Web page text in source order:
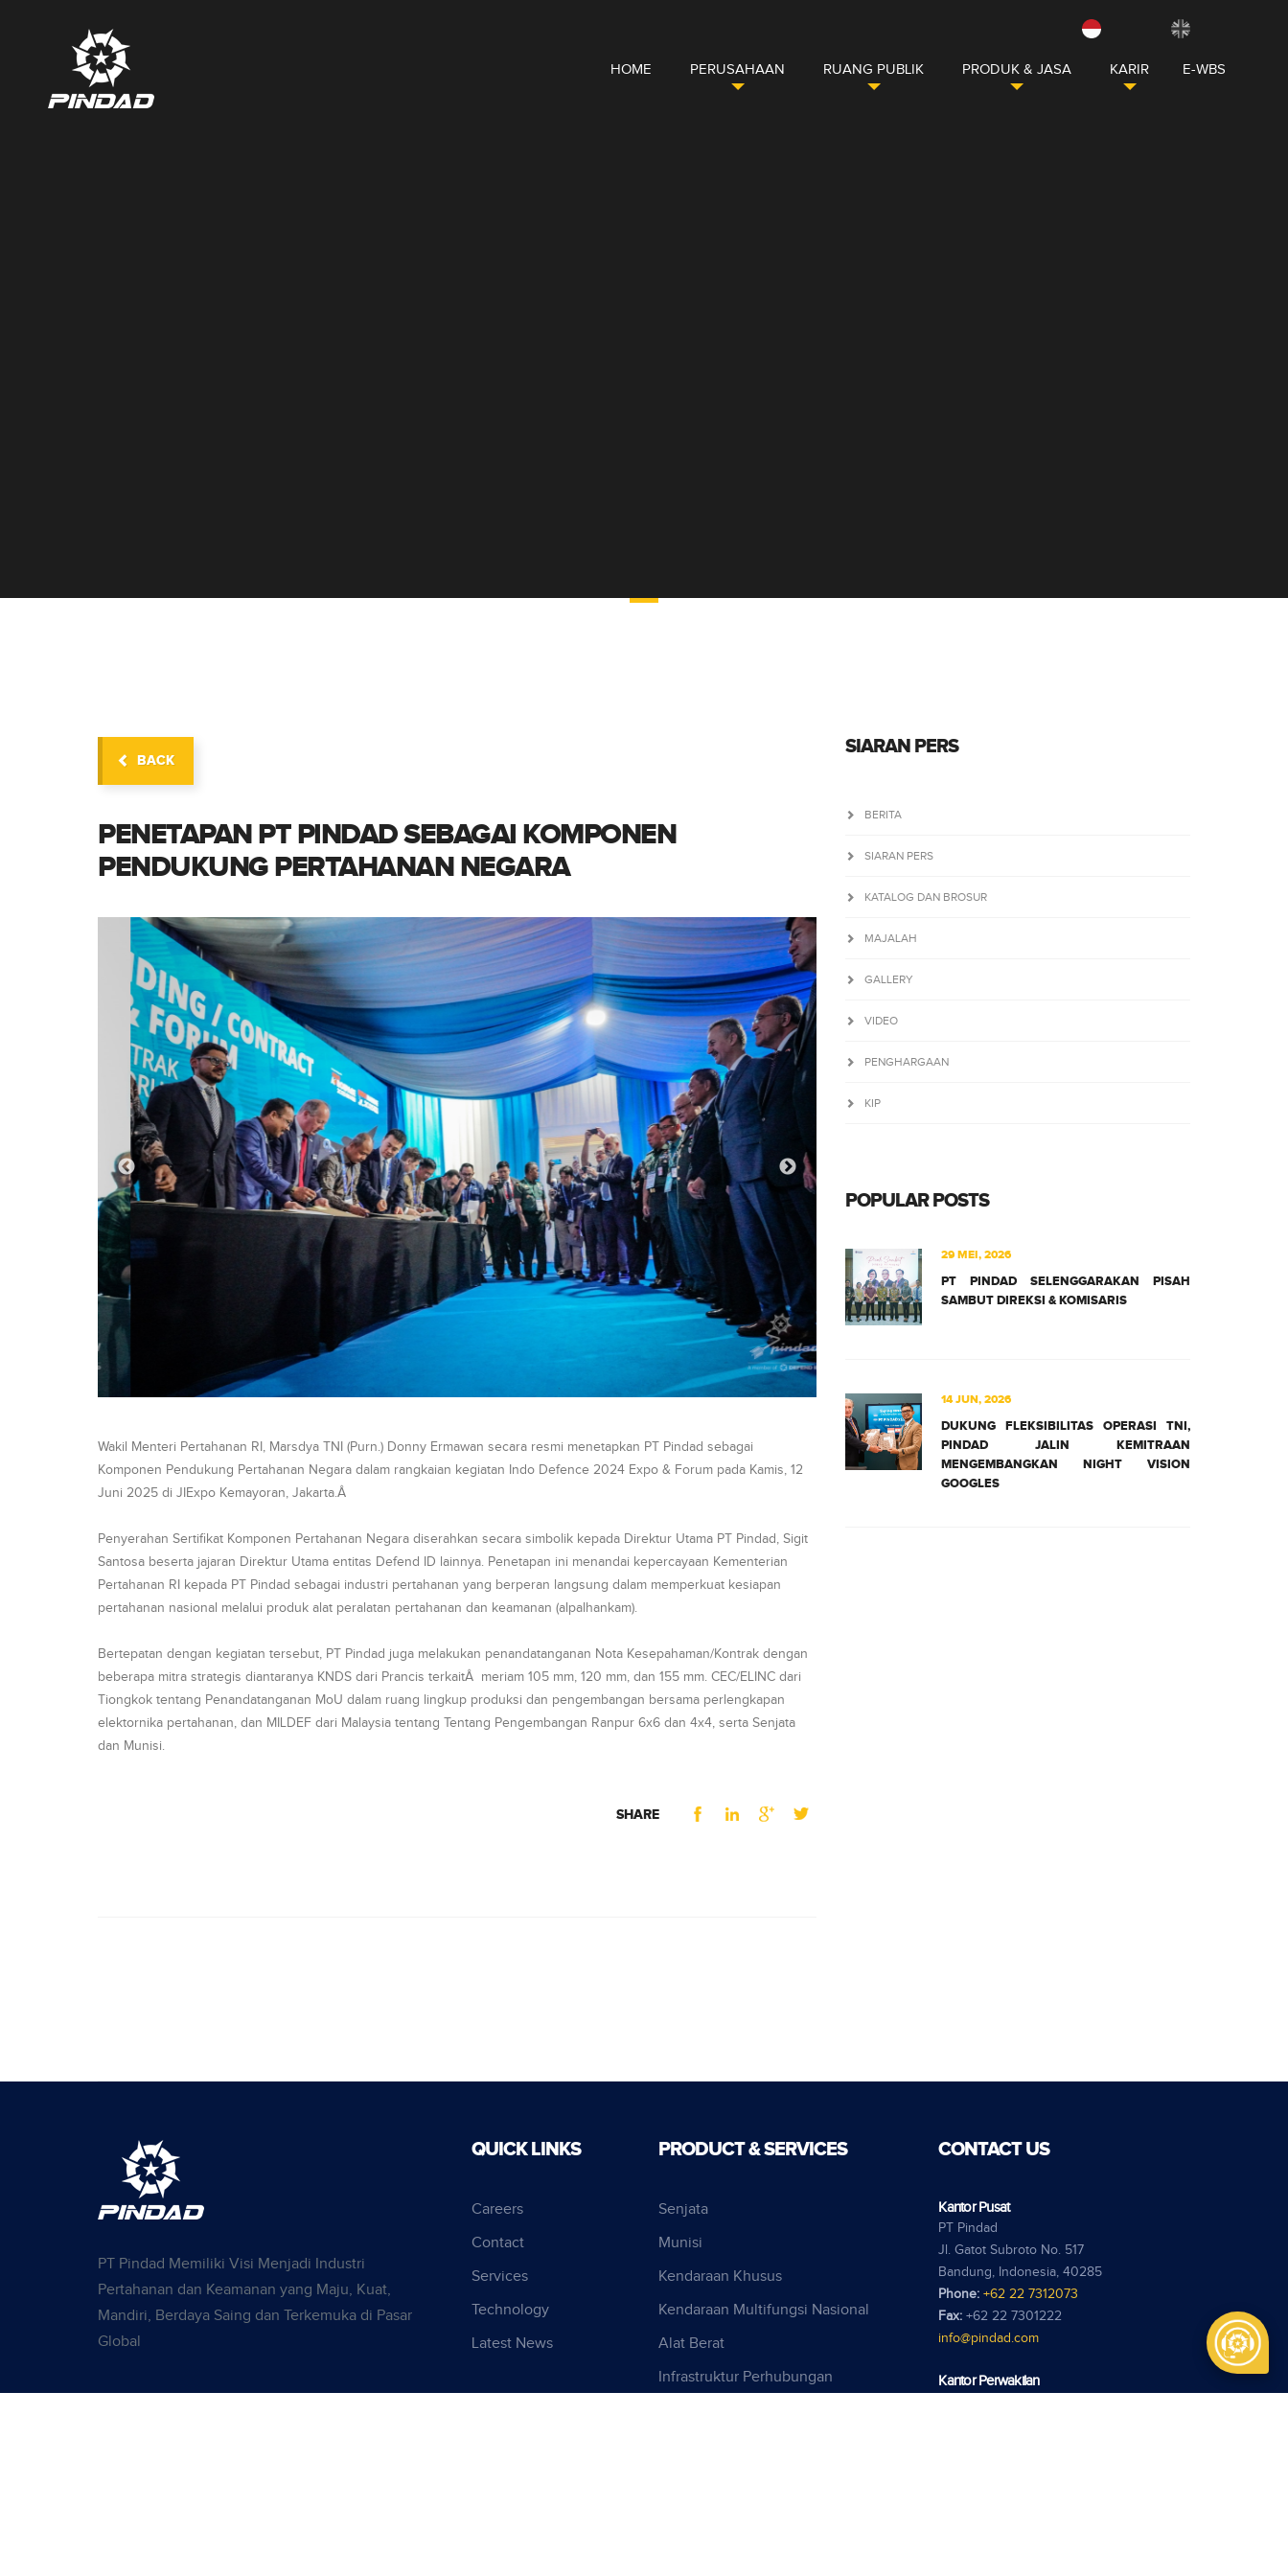
HOME PERUSAHAAN RUANG PUBLIK PRODUK & JASA KARIR E-WBS
BACK
PENETAPAN PT PINDAD SEBAGAI KOMPONEN
PENDUKUNG PERTAHANAN NEGARA
Wakil Menteri Pertahanan RI, Marsdya TNI (Purn.) Donny Ermawan secara resmi menetapkan PT Pindad sebagai
Komponen Pendukung Pertahanan Negara dalam rangkaian kegiatan Indo Defence 2024 Expo & Forum pada Kamis, 12
Juni 2025 di JIExpo Kemayoran, Jakarta.Â
Penyerahan Sertifikat Komponen Pertahanan Negara diserahkan secara simbolik kepada Direktur Utama PT Pindad, Sigit
Santosa beserta jajaran Direktur Utama entitas Defend ID lainnya. Penetapan ini menandai kepercayaan Kementerian
Pertahanan RI kepada PT Pindad sebagai industri pertahanan yang berperan langsung dalam memperkuat kesiapan
pertahanan nasional melalui produk alat peralatan pertahanan dan keamanan (alpalhankam).
Bertepatan dengan kegiatan tersebut, PT Pindad juga melakukan penandatanganan Nota Kesepahaman/Kontrak dengan
beberapa mitra strategis diantaranya KNDS dari Prancis terkaitÂ meriam 105 mm, 120 mm, dan 155 mm. CEC/ELINC dari
Tiongkok tentang Penandatanganan MoU dalam ruang lingkup produksi dan pengembangan bersama perlengkapan
elektornika pertahanan, dan MILDEF dari Malaysia tentang Tentang Pengembangan Ranpur 6x6 dan 4x4, serta Senjata
dan Munisi.
SHARE
SIARAN PERS
BERITA
SIARAN PERS
KATALOG DAN BROSUR
MAJALAH
GALLERY
VIDEO
PENGHARGAAN
KIP
POPULAR POSTS
29 MEI, 2026
PT PINDAD SELENGGARAKAN PISAH
SAMBUT DIREKSI & KOMISARIS
14 JUN, 2026
DUKUNG FLEKSIBILITAS OPERASI TNI,
PINDAD JALIN KEMITRAAN
MENGEMBANGKAN NIGHT VISION
GOOGLES
PT Pindad Memiliki Visi Menjadi Industri
Pertahanan dan Keamanan yang Maju, Kuat,
Mandiri, Berdaya Saing dan Terkemuka di Pasar
Global
QUICK LINKS
Careers
Contact
Services
Technology
Latest News
PRODUCT & SERVICES
Senjata
Munisi
Kendaraan Khusus
Kendaraan Multifungsi Nasional
Alat Berat
Infrastruktur Perhubungan
CONTACT US
Kantor Pusat
PT Pindad
Jl. Gatot Subroto No. 517
Bandung, Indonesia, 40285
Phone:+62 22 7312073
Fax:+62 22 7301222
info@pindad.com
Kantor Perwakilan